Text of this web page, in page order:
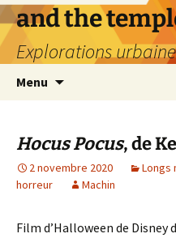
Aller
au
contenu
and the
Explorations
Menu
Hocus Pocus, de
2 novembre 2020 Longs
horreur
Machin
Film d’Halloween de Disney